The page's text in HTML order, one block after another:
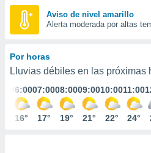
permite
coste.
botón
a la
ACEPTAR
CONTINUAR
CONFIGURACIÓN
Aviso de nivel amarillo
Alerta moderada por altas
Por horas
Lluvias débiles en las próximas
06:00
16°
07:00
17°
08:00
19°
09:00
21°
10:00
22°
11:00
24°